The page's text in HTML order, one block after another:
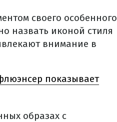
своего особенного
назвать иконой стиля
внимание в
показывает
образах с